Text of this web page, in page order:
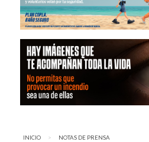
INICIO AQUÍ:
NOTAS DE PRENSA